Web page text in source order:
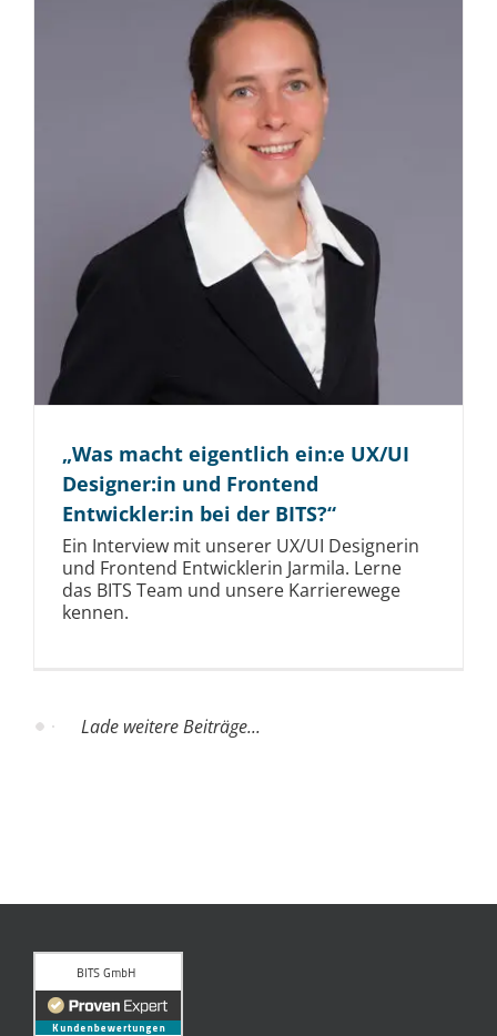
„Was macht eigentlich ein:e UX/UI
Designer:in und Frontend
Entwickler:in bei der BITS?“
Ein Interview mit unserer UX/UI Designerin
und Frontend Entwicklerin Jarmila. Lerne
das BITS Team und unsere Karrierewege
kennen.
Lade weitere Beiträge...